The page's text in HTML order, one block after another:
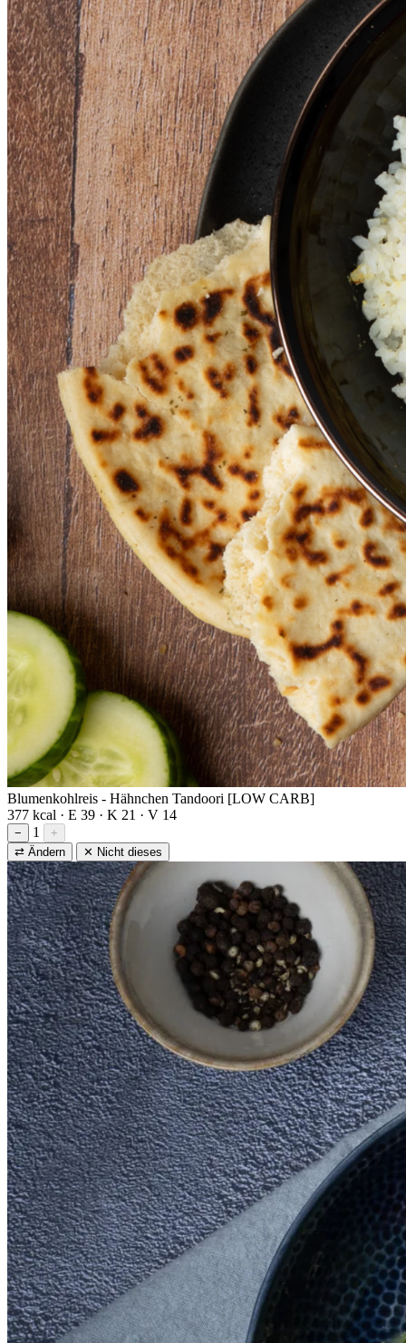
Blumenkohlreis - Hähnchen Tandoori [LOW CARB]
377 kcal · E 39 · K 21 · V 14
− 1
+
⇄ Ändern
✕ Nicht dieses